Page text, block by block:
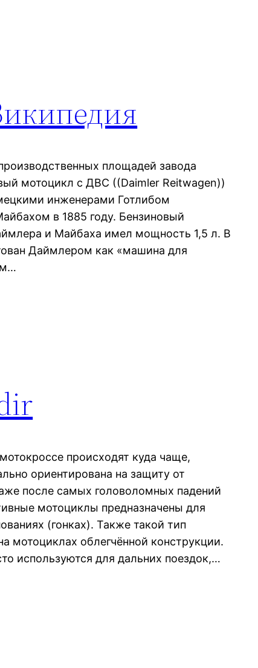
площадей завода
мотоцикл с ДВС ((Daimler Reitwagen))
инженерами Готлибом
в 1885 году. Бензиновый
и Майбаха имел мощность 1,5 л. В
Даймлером как «машина для
происходят куда чаще,
ориентирована на защиту от
после самых головоломных падений
мотоциклы предназначены для
(гонках). Также такой тип
мотоциклах облегчённой конструкции.
используются для дальних поездок,…